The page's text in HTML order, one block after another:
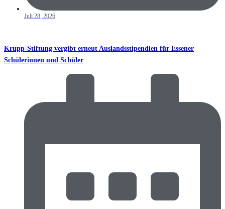
Juli 28, 2026
Krupp-Stiftung vergibt erneut Auslandsstipendien für Essener
Schülerinnen und Schüler